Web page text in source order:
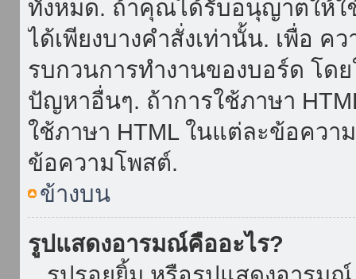
ทั้งหมด. ถ้าคุณได้รับอนุญาตให้ใ
ได้เพียงบางคำสั่งเท่านั้น. เพื่อ
รบกวนการทำงานของบอร์ด โด
ปัญหาอื่นๆ. ถ้าการใช้ภาษา
ใช้ภาษา HTML ในแต่ละข้อคว
ข้อความโพสต์.
ข้างบน
รูปแสดงอารมณ์คืออะไร?